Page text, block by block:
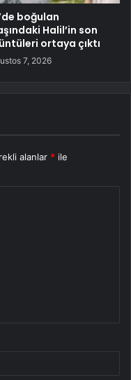
boğulan
Halil’in son
ortaya çıktı
7, 2026
alanlar * ile